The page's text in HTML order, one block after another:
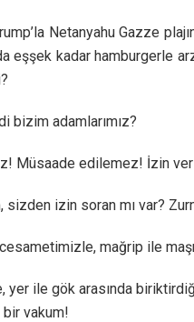
Netanyahu Gazze
eşşek kadar hamburgerle
bizim adamlarımız?
Müsaade edilemez! İzin
sizden izin soran mı var?
mağrip ile
yer ile gök arasında
vakum!